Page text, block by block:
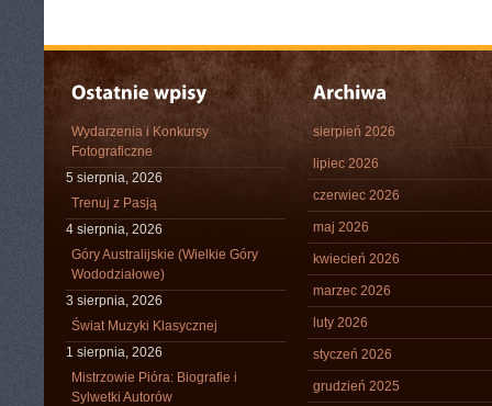
Wydarzenia i Konkursy
Fotograficzne
5 sierpnia, 2026
Trenuj z Pasją
4 sierpnia, 2026
Góry Australijskie (Wielkie Góry
Wododziałowe)
3 sierpnia, 2026
Świat Muzyki Klasycznej
1 sierpnia, 2026
Mistrzowie Pióra: Biografie i
Sylwetki Autorów
sierpień 2026
lipiec 2026
czerwiec 2026
maj 2026
kwiecień 2026
marzec 2026
luty 2026
styczeń 2026
grudzień 2025